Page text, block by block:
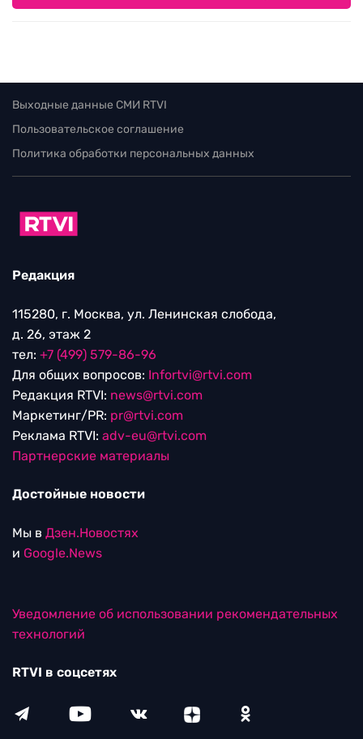
Выходные данные СМИ RTVI
Пользовательское соглашение
Политика обработки персональных данных
Редакция
115280, г. Москва, ул. Ленинская слобода,
д. 26, этаж 2
тел: +7 (499) 579-86-96
Для общих вопросов: Infortvi@rtvi.com
Редакция RTVI: news@rtvi.com
Маркетинг/PR: pr@rtvi.com
Реклама RTVI: adv-eu@rtvi.com
Партнерские материалы
Достойные новости
Мы в Дзен.Новостях
и Google.News
Уведомление об использовании рекомендательных
технологий
RTVI в соцсетях